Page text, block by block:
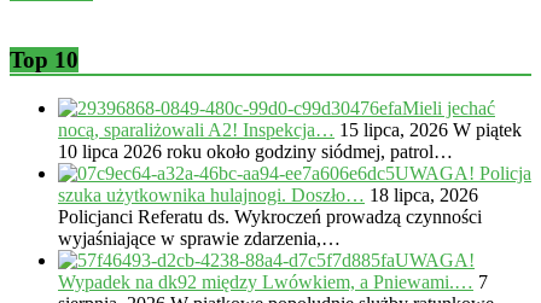
Top 10
Mieli jechać
nocą, sparaliżowali A2! Inspekcja… 15 lipca, 2026 W piątek
10 lipca 2026 roku około godziny siódmej, patrol…
UWAGA! Policja
szuka użytkownika hulajnogi. Doszło… 18 lipca, 2026
Policjanci Referatu ds. Wykroczeń prowadzą czynności
wyjaśniające w sprawie zdarzenia,…
UWAGA!
Wypadek na dk92 między Lwówkiem, a Pniewami.… 7